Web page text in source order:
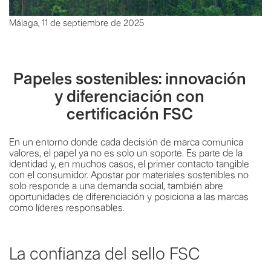
Málaga, 11 de septiembre de 2025
Papeles sostenibles: innovación
y diferenciación con
certificación FSC
En un entorno donde cada decisión de marca comunica
valores, el papel ya no es solo un soporte. Es parte de la
identidad y, en muchos casos, el primer contacto tangible
con el consumidor. Apostar por materiales sostenibles no
solo responde a una demanda social, también abre
oportunidades de diferenciación y posiciona a las marcas
como líderes responsables.
La confianza del sello FSC